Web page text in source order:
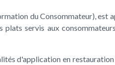
du Consommateur), est
servis aux
d'application en